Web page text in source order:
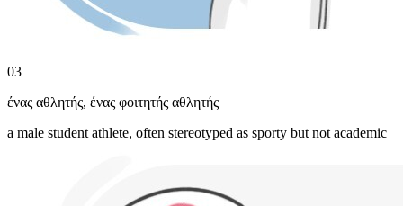
03
ένας αθλητής, ένας φοιτητής αθλητής
a male student athlete, often stereotyped as sporty but not academic